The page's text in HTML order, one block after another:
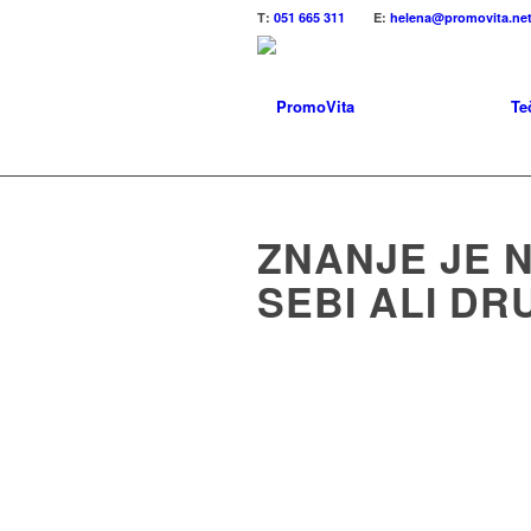
T: 051 665 311 E: helena@promovita.net
ZNANJE JE
SEBI ALI